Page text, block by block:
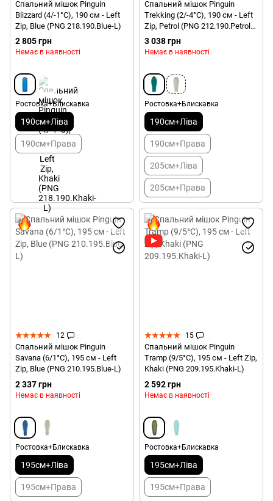
Спальний мішок Pinguin
Blizzard (4/-1°C), 190 см - Left
Zip, Blue (PNG 218.190.Blue-L)
2 805 грн
Немає в наявності
Ростовка+Блискавка
190см+Ліва
190см+Права
Спальний мішок Pinguin
Trekking (2/-4°C), 190 см - Left
Zip, Petrol (PNG 212.190.Petrol-
L)
3 038 грн
Немає в наявності
Ростовка+Блискавка
190см+Ліва
190см+Права
205см+Ліва
205см+Права
12
Спальний мішок Pinguin
Savana (6/1°C), 195 см - Left
Zip, Blue (PNG 210.195.Blue-L)
2 337 грн
Немає в наявності
Ростовка+Блискавка
195см+Ліва
195см+Права
15
Спальний мішок Pinguin
Tramp (9/5°C), 195 см - Left Zip,
Khaki (PNG 209.195.Khaki-L)
2 592 грн
Немає в наявності
Ростовка+Блискавка
195см+Ліва
195см+Права